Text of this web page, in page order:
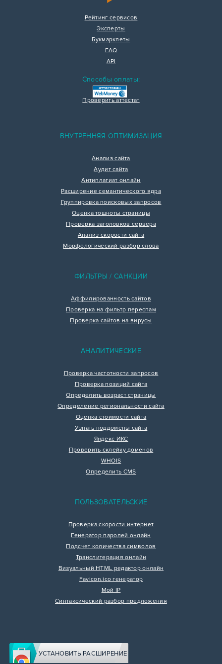
Рейтинг сервисов
Эксперты
Букмарклеты
FAQ
API
Способы оплаты:
Проверить аттестат
ВНУТРЕННЯЯ ОПТИМИЗАЦИЯ
Анализ сайта
Аудит сайта
Антиплагиат онлайн
Расширение семантического ядра
Группировка поисковых запросов
Оценка тошноты страницы
Проверка заголовков сервера
Анализ скорости сайта
Морфологический разбор слова
ФИЛЬТРЫ / САНКЦИИ
Аффилированность сайтов
Проверка на фильтр переспам
Проверка сайтов на вирусы
АНАЛИТИЧЕСКИЕ
Проверка частотности запросов
Проверка позиций сайта
Определить возраст страницы
Определение региональности сайта
Оценка стоимости сайта
Узнать поддомены сайта
Яндекс ИКС
Проверить склейку доменов
WHOIS
Определить CMS
ПОЛЬЗОВАТЕЛЬСКИЕ
Проверка скорости интернет
Генератор паролей онлайн
Подсчет количества символов
Транслитерация онлайн
Визуальный HTML редактор онлайн
Favicon.ico генератор
Мой IP
Синтаксический разбор предложения
УСТАНОВИТЬ РАСШИРЕНИЕ